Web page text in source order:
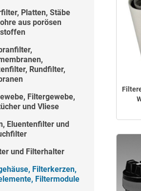
Platten, Stäbe
aus porösen
Rundfilter,
Filtergewebe,
und Vliese
Eluentenfilter und
und Filterhalter
Filterkerzen,
Filtermodule